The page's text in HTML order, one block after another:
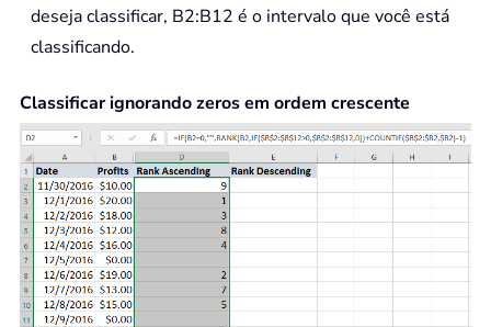
deseja classificar, B2:B12 é o intervalo que você está
classificando.
Classificar ignorando zeros em ordem crescente